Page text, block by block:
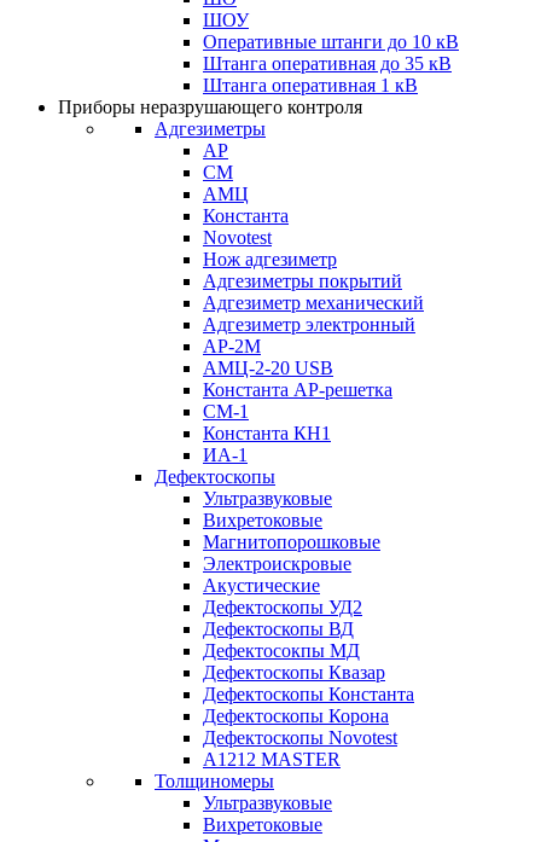
ШОУ
Оперативные штанги до 10 кВ
Штанга оперативная до 35 кВ
Штанга оперативная 1 кВ
Приборы неразрушающего контроля
Адгезиметры
АР
СМ
АМЦ
Константа
Novotest
Нож адгезиметр
Адгезиметры покрытий
Адгезиметр механический
Адгезиметр электронный
АР-2М
АМЦ-2-20 USB
Константа АР-решетка
СМ-1
Константа КН1
ИА-1
Дефектоскопы
Ультразвуковые
Вихретоковые
Магнитопорошковые
Электроискровые
Акустические
Дефектоскопы УД2
Дефектоскопы ВД
Дефектосокпы МД
Дефектоскопы Квазар
Дефектоскопы Константа
Дефектоскопы Корона
Дефектоскопы Novotest
А1212 MASTER
Толщиномеры
Ультразвуковые
Вихретоковые